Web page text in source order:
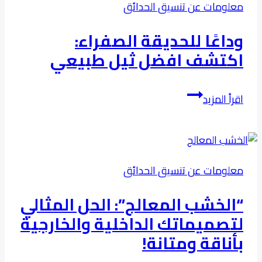
ملاعب
القدم
معلومات عن تنسيق الحدائق
وداعًا للحديقة الصفراء:
اكتشف افضل ثيل طبيعي
اقرأ المزيدوداعًا
للحديقة
اكتشف
ثيل
معلومات عن تنسيق الحدائق
“الخشب المعالج”: الحل المثالي
لتصميماتك الداخلية والخارجية
بأناقة ومتانة!